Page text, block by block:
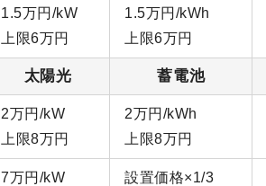
1.5万円/kW
上限6万円
1.5万円/kWh
上限6万円
太陽光 蓄電池
2万円/kW
上限8万円
2万円/kWh
上限8万円
7万円/kW
設置価格×1/3